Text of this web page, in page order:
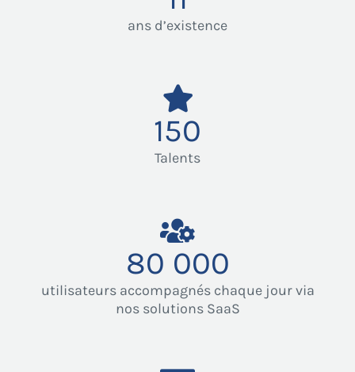
ans d’existence
150
Talents
80 000
utilisateurs accompagnés chaque jour via
nos solutions SaaS